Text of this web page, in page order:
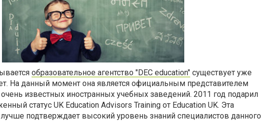
образовательное агентство "DEC education" существует уже
На данный момент она является официальным представителем
известных иностранных учебных заведений. 2011 год подарил
статус UK Education Advisors Training от Education UK. Эта
подтверждает высокий уровень знаний специалистов данного